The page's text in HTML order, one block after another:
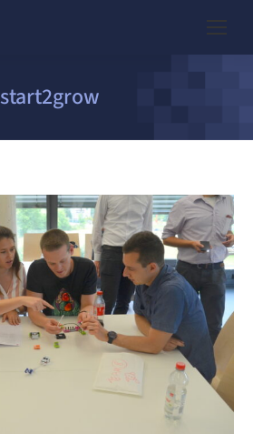
start2grow